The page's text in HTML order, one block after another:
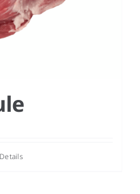
Details